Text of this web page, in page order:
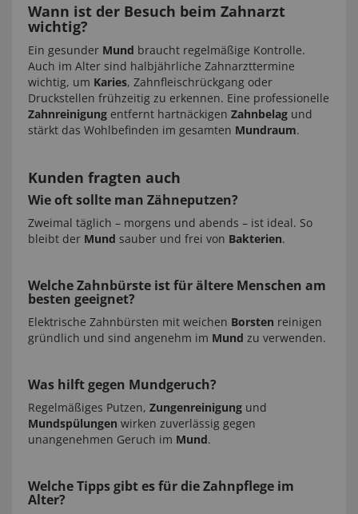
Wann ist der Besuch beim Zahnarzt
wichtig?
Ein gesunder Mund braucht regelmäßige Kontrolle.
Auch im Alter sind halbjährliche Zahnarzttermine
wichtig, um Karies, Zahnfleischrückgang oder
Druckstellen frühzeitig zu erkennen. Eine professionelle
Zahnreinigung entfernt hartnäckigen Zahnbelag und
stärkt das Wohlbefinden im gesamten Mundraum.
Kunden fragten auch
Wie oft sollte man Zähneputzen?
Zweimal täglich – morgens und abends – ist ideal. So
bleibt der Mund sauber und frei von Bakterien.
Welche Zahnbürste ist für ältere Menschen am
besten geeignet?
Elektrische Zahnbürsten mit weichen Borsten reinigen
gründlich und sind angenehm im Mund zu verwenden.
Was hilft gegen Mundgeruch?
Regelmäßiges Putzen, Zungenreinigung und
Mundspülungen wirken zuverlässig gegen
unangenehmen Geruch im Mund.
Welche Tipps gibt es für die Zahnpflege im
Alter?